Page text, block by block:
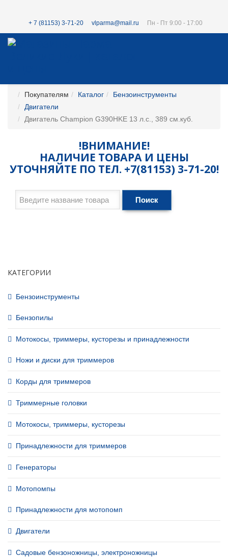
+ 7 (81153) 3-71-20 vlparma@mail.ru Пн - Пт 9:00 - 17:00
Покупателям Каталог
Бензоинструменты
Двигатели
Двигатель Champion G390HKE 13 л.с., 389 см.куб.
!ВНИМАНИЕ!
НАЛИЧИЕ ТОВАРА И ЦЕНЫ
УТОЧНЯЙТЕ ПО ТЕЛ. +7(81153) 3-71-20!
Поиск
КАТЕГОРИИ
Бензоинструменты
Бензопилы
Мотокосы, триммеры, кусторезы и принадлежности
Ножи и диски для триммеров
Корды для триммеров
Триммерные головки
Мотокосы, триммеры, кусторезы
Принадлежности для триммеров
Генераторы
Мотопомпы
Принадлежности для мотопомп
Двигатели
Садовые бензоножницы, электроножницы